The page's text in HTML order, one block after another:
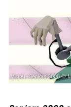
Visuel - Seniors 3000 ©